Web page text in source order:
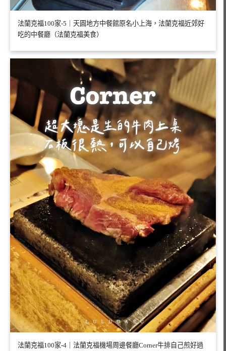
法蘭克福100家-5｜天圓地方中餐館原名小上海，法蘭克福近郊好
吃的中餐廳（法蘭克福美食）
法蘭克福100家-4｜法蘭克福機場周邊餐廳Corner牛排自己煎好過